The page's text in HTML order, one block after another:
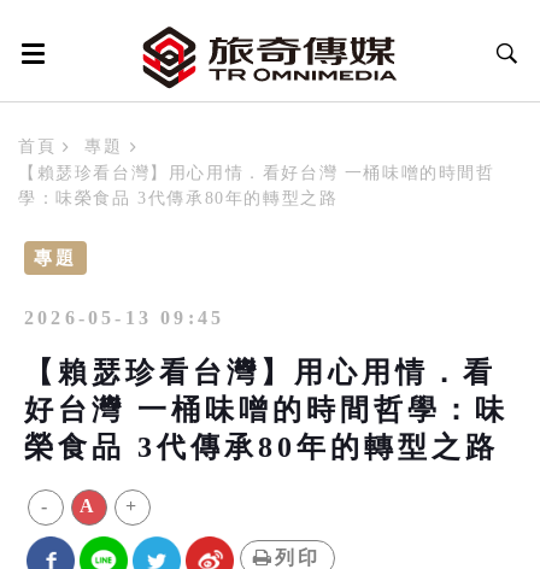
首頁
專題
【賴瑟珍看台灣】用心用情．看好台灣 一桶味噌的時間哲
學：味榮食品 3代傳承80年的轉型之路
專題
2026-05-13 09:45
【賴瑟珍看台灣】用心用情．看
好台灣 一桶味噌的時間哲學：味
榮食品 3代傳承80年的轉型之路
- A +
列印